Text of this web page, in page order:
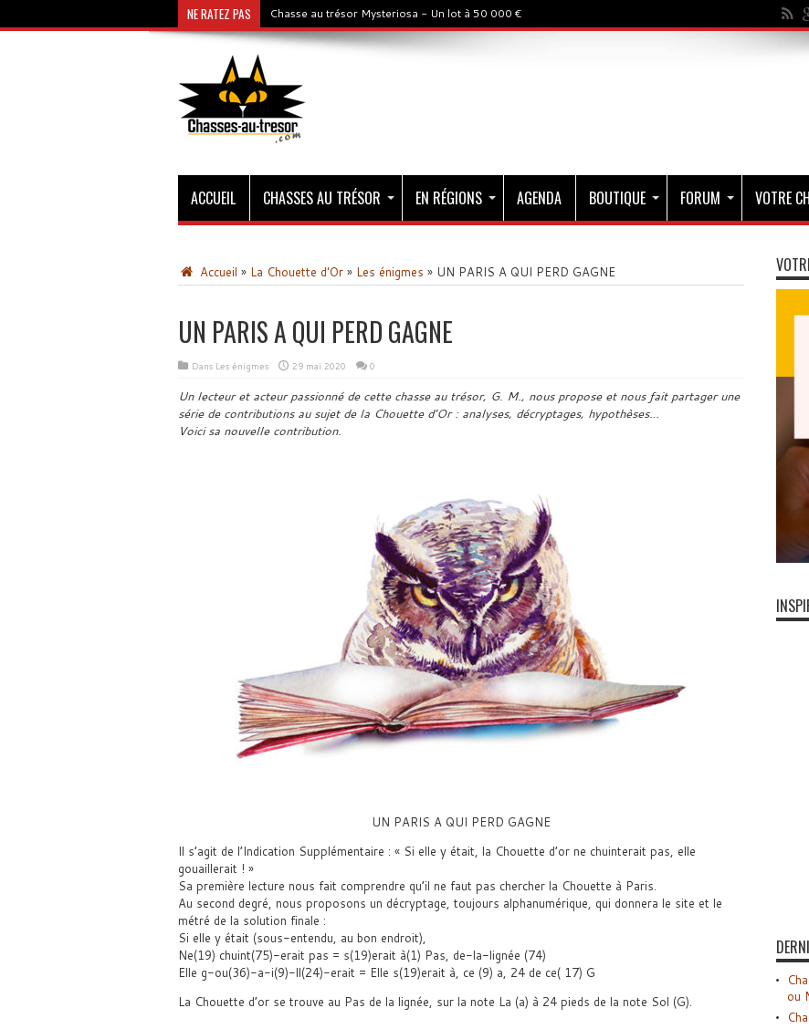
NE RATEZ PAS Chasse au trésor Mysteriosa - Un lot à 50 000 €
ACCUEIL CHASSES AU TRÉSOR EN RÉGIONS AGENDA BOUTIQUE FORUM VOTRE
Accueil » La Chouette d'Or » Les énigmes » UN PARIS A QUI PERD GAGNE
UN PARIS A QUI PERD GAGNE
Dans Les énigmes 29 mai 2020 0
Un lecteur et acteur passionné de cette chasse au trésor, G. M., nous propose et nous fait partager une
série de contributions au sujet de la Chouette d’Or : analyses, décryptages, hypothèses…
Voici sa nouvelle contribution.
UN PARIS A QUI PERD GAGNE
Il s’agit de l’Indication Supplémentaire : « Si elle y était, la Chouette d’or ne chuinterait pas, elle
gouaillerait ! »
Sa première lecture nous fait comprendre qu’il ne faut pas chercher la Chouette à Paris.
Au second degré, nous proposons un décryptage, toujours alphanumérique, qui donnera le site et le
métré de la solution finale :
Si elle y était (sous-entendu, au bon endroit),
Ne(19) chuint(75)-erait pas = s(19)erait à(1) Pas, de-la-lignée (74)
Elle g-ou(36)-a-i(9)-ll(24)-erait = Elle s(19)erait à, ce (9) a, 24 de ce( 17) G
La Chouette d’or se trouve au Pas de la lignée, sur la note La (a) à 24 pieds de la note Sol (G).
ou